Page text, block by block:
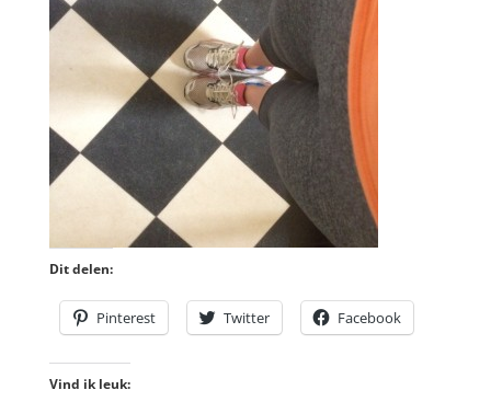
Dit delen:
Pinterest Twitter Facebook
Vind ik leuk: